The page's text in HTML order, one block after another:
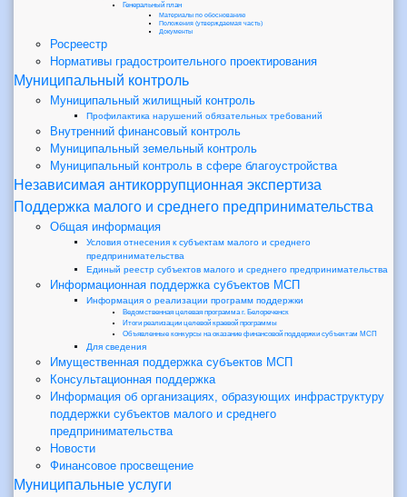
Генеральный план
Материалы по обоснованию
Положения (утверждаемая часть)
Документы
Росреестр
Нормативы градостроительного проектирования
Муниципальный контроль
Муниципальный жилищный контроль
Профилактика нарушений обязательных требований
Внутренний финансовый контроль
Муниципальный земельный контроль
Муниципальный контроль в сфере благоустройства
Независимая антикоррупционная экспертиза
Поддержка малого и среднего предпринимательства
Общая информация
Условия отнесения к субъектам малого и среднего
предпринимательства
Единый реестр субъектов малого и среднего предпринимательства
Информационная поддержка субъектов МСП
Информация о реализации программ поддержки
Ведомственная целевая программа г. Белореченск
Итоги реализации целевой краевой программы
Объявленные конкурсы на оказание финансовой поддержки субъектам МСП
Для сведения
Имущественная поддержка субъектов МСП
Консультационная поддержка
Информация об организациях, образующих инфраструктуру
поддержки субъектов малого и среднего
предпринимательства
Новости
Финансовое просвещение
Муниципальные услуги